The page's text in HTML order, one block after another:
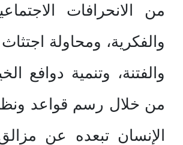
من الانحرافات
والفكرية، ومحاولة
والفتنة، وتنمية دوافع
من خلال رسم قواعد
الإنسان تبعده عن